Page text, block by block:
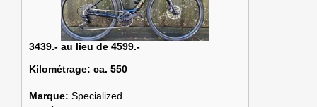
3439.- au lieu de 4599.-
Kilométrage: ca. 550
Marque: Specialized